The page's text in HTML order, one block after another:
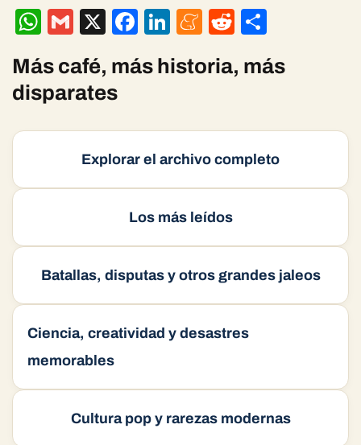
W
h
at
s
A
G
m
ai
l
X F
ac
e
o
o
k
Li
n
ke
n
M
e
n
m
e
R
e
d
t
m
ar
ti
r
Más café, más historia, más
disparates
Explorar el archivo completo
Los más leídos
Batallas, disputas y otros grandes jaleos
Ciencia, creatividad y desastres
memorables
Cultura pop y rarezas modernas